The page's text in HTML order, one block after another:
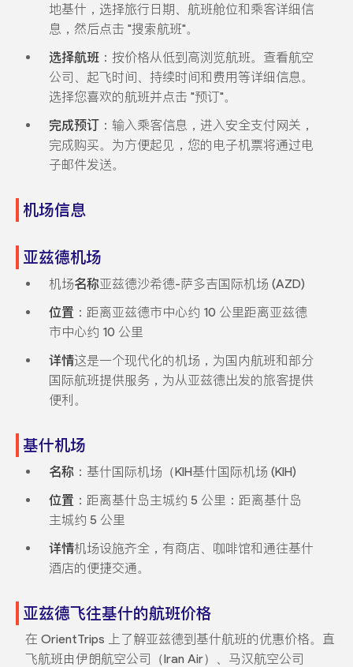
地基什，选择旅行日期、航班舱位和乘客详细信
息，然后点击 "搜索航班"。
选择航班：按价格从低到高浏览航班。查看航空
公司、起飞时间、持续时间和费用等详细信息。
选择您喜欢的航班并点击 "预订"。
完成预订：输入乘客信息，进入安全支付网关，
完成购买。为方便起见，您的电子机票将通过电
子邮件发送。
机场信息
亚兹德机场
机场名称亚兹德沙希德-萨多吉国际机场 (AZD)
位置 ：距离亚兹德市中心约 10 公里距离亚兹德
市中心约 10 公里
详情这是一个现代化的机场，为国内航班和部分
国际航班提供服务，为从亚兹德出发的旅客提供
便利。
基什机场
名称：基什国际机场（KIH基什国际机场 (KIH)
位置 ：距离基什岛主城约 5 公里：距离基什岛
主城约 5 公里
详情机场设施齐全，有商店、咖啡馆和通往基什
酒店的便捷交通。
亚兹德飞往基什的航班价格
在 OrientTrips 上了解亚兹德到基什航班的优惠价格。直
飞航班由伊朗航空公司（Iran Air）、马汉航空公司